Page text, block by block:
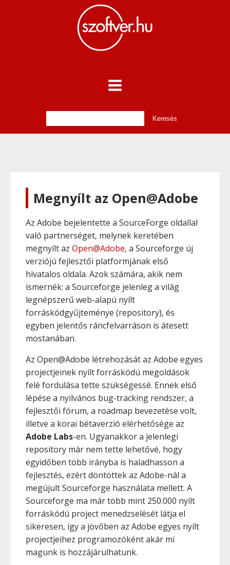
Megnyílt az Open@Adobe
Az Adobe bejelentette a SourceForge oldallal
való partnerséget, melynek keretében
megnyílt az Open@Adobe, a Sourceforge új
verziójú fejlesztői platformjának első
hivatalos oldala. Azok számára, akik nem
ismernék: a Sourceforge jelenleg a világ
legnépszerű web-alapú nyílt
forráskódgyűjteménye (repository), és
egyben jelentős ráncfelvarráson is átesett
mostanában.
Az Open@Adobe létrehozását az Adobe egyes
projectjeinek nyílt forráskódú megoldások
felé fordulása tette szükségessé. Ennek első
lépése a nyilvános bug-tracking rendszer, a
fejlesztői fórum, a roadmap bevezetése volt,
illetve a korai bétaverzió elérhetősége az
Adobe Labs-en. Ugyanakkor a jelenlegi
repository már nem tette lehetővé, hogy
egyidőben több irányba is haladhasson a
fejlesztés, ezért döntöttek az Adobe-nál a
megújult Sourceforge használata mellett. A
Sourceforge ma már több mint 250.000 nyílt
forráskódú project menedzselését látja el
sikeresen, így a jövőben az Adobe egyes nyílt
projectjeihez programozóként akár mi
magunk is hozzájárulhatunk.